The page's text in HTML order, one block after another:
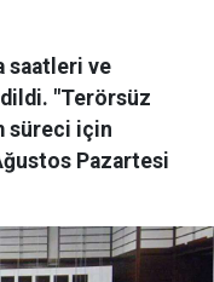
saatleri ve
"Terörsüz
süreci için
Pazartesi